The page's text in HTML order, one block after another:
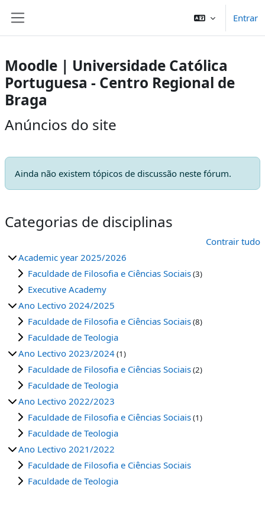
Entrar
Moodle | Universidade Católica
Portuguesa - Centro Regional de
Braga
Anúncios do site
Ainda não existem tópicos de discussão neste fórum.
Categorias de disciplinas
Contrair tudo
Academic year 2025/2026
Faculdade de Filosofia e Ciências Sociais(3)
Executive Academy
Ano Lectivo 2024/2025
Faculdade de Filosofia e Ciências Sociais(8)
Faculdade de Teologia
Ano Lectivo 2023/2024(1)
Faculdade de Filosofia e Ciências Sociais(2)
Faculdade de Teologia
Ano Lectivo 2022/2023
Faculdade de Filosofia e Ciências Sociais(1)
Faculdade de Teologia
Ano Lectivo 2021/2022
Faculdade de Filosofia e Ciências Sociais
Faculdade de Teologia